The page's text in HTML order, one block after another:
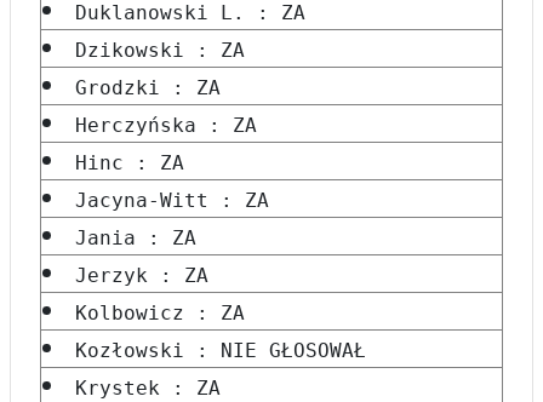
Duklanowski L. : ZA
Dzikowski : ZA
Grodzki : ZA
Herczyńska : ZA
Hinc : ZA
Jacyna-Witt : ZA
Jania : ZA
Jerzyk : ZA
Kolbowicz : ZA
Kozłowski : NIE GŁOSOWAŁ
Krystek : ZA